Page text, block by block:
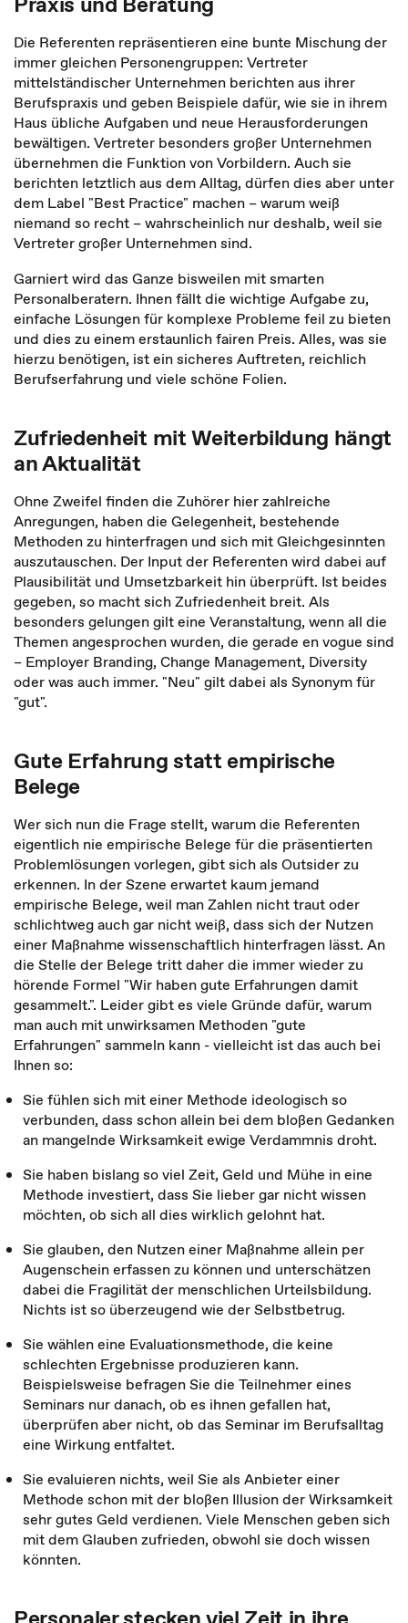
Die Referenten repräsentieren eine bunte Mischung der
immer gleichen Personengruppen: Vertreter
mittelständischer Unternehmen berichten aus ihrer
Berufspraxis und geben Beispiele dafür, wie sie in ihrem
Haus übliche Aufgaben und neue Herausforderungen
bewältigen. Vertreter besonders großer Unternehmen
übernehmen die Funktion von Vorbildern. Auch sie
berichten letztlich aus dem Alltag, dürfen dies aber unter
dem Label "Best Practice" machen – warum weiß
niemand so recht – wahrscheinlich nur deshalb, weil sie
Vertreter großer Unternehmen sind.
Garniert wird das Ganze bisweilen mit smarten
Personalberatern. Ihnen fällt die wichtige Aufgabe zu,
einfache Lösungen für komplexe Probleme feil zu bieten
und dies zu einem erstaunlich fairen Preis. Alles, was sie
hierzu benötigen, ist ein sicheres Auftreten, reichlich
Berufserfahrung und viele schöne Folien.
Zufriedenheit mit Weiterbildung hängt
an Aktualität
Ohne Zweifel finden die Zuhörer hier zahlreiche
Anregungen, haben die Gelegenheit, bestehende
Methoden zu hinterfragen und sich mit Gleichgesinnten
auszutauschen. Der Input der Referenten wird dabei auf
Plausibilität und Umsetzbarkeit hin überprüft. Ist beides
gegeben, so macht sich Zufriedenheit breit. Als
besonders gelungen gilt eine Veranstaltung, wenn all die
Themen angesprochen wurden, die gerade en vogue sind
– Employer Branding, Change Management, Diversity
oder was auch immer. "Neu" gilt dabei als Synonym für
"gut".
Gute Erfahrung statt empirische
Belege
Wer sich nun die Frage stellt, warum die Referenten
eigentlich nie empirische Belege für die präsentierten
Problemlösungen vorlegen, gibt sich als Outsider zu
erkennen. In der Szene erwartet kaum jemand
empirische Belege, weil man Zahlen nicht traut oder
schlichtweg auch gar nicht weiß, dass sich der Nutzen
einer Maßnahme wissenschaftlich hinterfragen lässt. An
die Stelle der Belege tritt daher die immer wieder zu
hörende Formel "Wir haben gute Erfahrungen damit
gesammelt.". Leider gibt es viele Gründe dafür, warum
man auch mit unwirksamen Methoden "gute
Erfahrungen" sammeln kann - vielleicht ist das auch bei
Ihnen so:
Sie fühlen sich mit einer Methode ideologisch so
verbunden, dass schon allein bei dem bloßen Gedanken
an mangelnde Wirksamkeit ewige Verdammnis droht.
Sie haben bislang so viel Zeit, Geld und Mühe in eine
Methode investiert, dass Sie lieber gar nicht wissen
möchten, ob sich all dies wirklich gelohnt hat.
Sie glauben, den Nutzen einer Maßnahme allein per
Augenschein erfassen zu können und unterschätzen
dabei die Fragilität der menschlichen Urteilsbildung.
Nichts ist so überzeugend wie der Selbstbetrug.
Sie wählen eine Evaluationsmethode, die keine
schlechten Ergebnisse produzieren kann.
Beispielsweise befragen Sie die Teilnehmer eines
Seminars nur danach, ob es ihnen gefallen hat,
überprüfen aber nicht, ob das Seminar im Berufsalltag
eine Wirkung entfaltet.
Sie evaluieren nichts, weil Sie als Anbieter einer
Methode schon mit der bloßen Illusion der Wirksamkeit
sehr gutes Geld verdienen. Viele Menschen geben sich
mit dem Glauben zufrieden, obwohl sie doch wissen
könnten.